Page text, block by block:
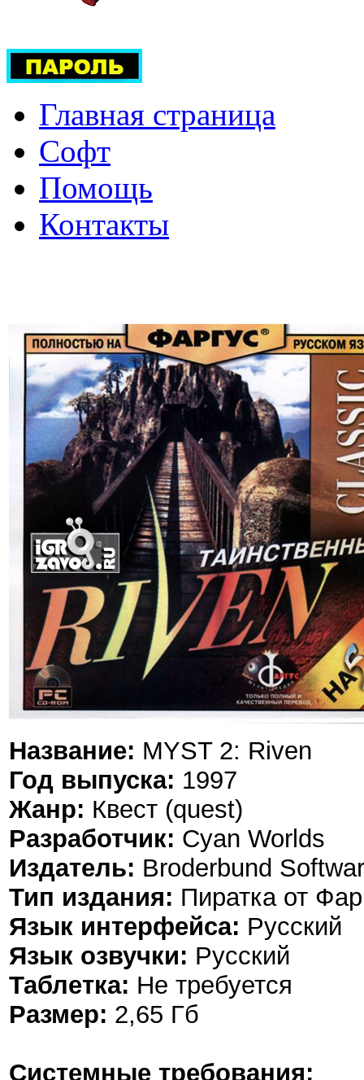
Главная страница
Софт
Помощь
Контакты
Название: MYST 2: Riven
Год выпуска: 1997
Жанр: Квест (quest)
Разработчик: Cyan Worlds
Издатель: Broderbund
Тип издания: Пиратка от
Язык интерфейса: Русский
Язык озвучки: Русский
Таблетка: Не требуется
Размер: 2,65 Гб
Системные требования: